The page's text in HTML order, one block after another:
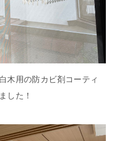
木用の防カビ剤コーティ
した！